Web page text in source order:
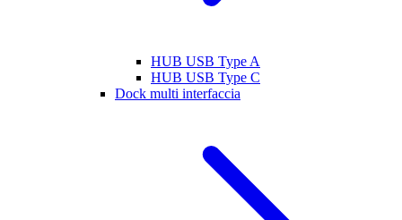
HUB USB Type A
HUB USB Type C
Dock multi interfaccia